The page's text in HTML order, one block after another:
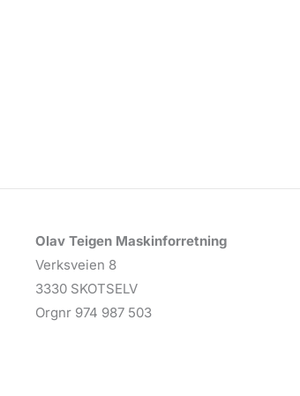
Olav Teigen Maskinforretning
Verksveien 8
3330 SKOTSELV
Orgnr 974 987 503